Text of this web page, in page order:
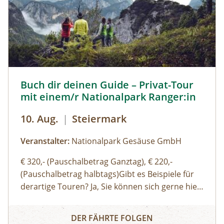
tummeln. Der Rückweg erfolgt auf derselben
Strecke. zur Detailinformation
Buch dir deinen Guide – Privat-Tour
mit einem/r Nationalpark Ranger:in
10. Aug. | Steiermark
Veranstalter: Nationalpark Gesäuse GmbH
€ 320,- (Pauschalbetrag Ganztag), € 220,-
(Pauschalbetrag halbtags)Gibt es Beispiele für
derartige Touren? Ja, Sie können sich gerne hier
einen Überblick über unsere Standard-Touren
Buch dir deinen Guide – Privat-Tour mit einem/r
DER FÄHRTE FOLGEN